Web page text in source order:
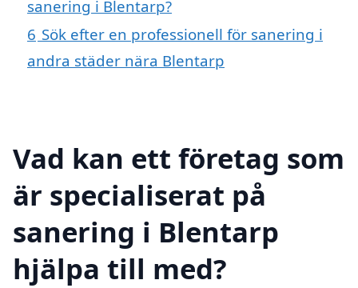
sanering i Blentarp?
6 Sök efter en professionell för sanering i
andra städer nära Blentarp
Vad kan ett företag som
är specialiserat på
sanering i Blentarp
hjälpa till med?